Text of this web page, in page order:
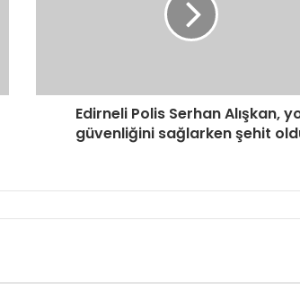
Edirneli Polis Serhan Alışkan,
güvenliğini sağlarken şehit